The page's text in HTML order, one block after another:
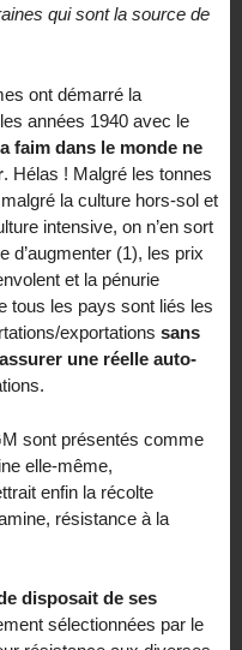
qui sont la source de
ont démarré la
années 1940 avec le
faim dans le monde ne
. Hélas ! Malgré les tonnes
la culture hors-sol et
intensive, on n’en sort
d’augmenter (1), les prix
et la pénurie
tous les pays sont liés les
exportations sans
une réelle auto-
sont présentés comme
elle-même,
enfin la récolte
résistance à la
disposait de ses
sélectionnées par le